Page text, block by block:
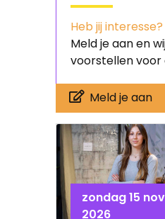
Heb jij interesse?
Meld je aan en
voorstellen voor
Meld je aan
zondag 15
2026